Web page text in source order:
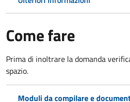
Come fare
Prima di inoltrare la domanda
spazio.
Moduli da compilare e